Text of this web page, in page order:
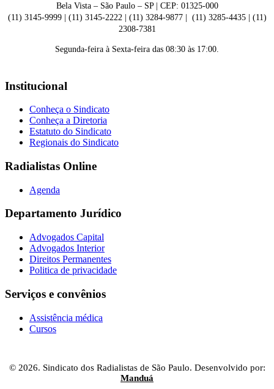
Bela Vista – São Paulo – SP | CEP: 01325-000
(11) 3145-9999 | (11) 3145-2222 | (11) 3284-9877 | (11) 3285-4435 | (11)
2308-7381
Segunda-feira à Sexta-feira das 08:30 às 17:00.
Institucional
Conheça o Sindicato
Conheça a Diretoria
Estatuto do Sindicato
Regionais do Sindicato
Radialistas Online
Agenda
Departamento Jurídico
Advogados Capital
Advogados Interior
Direitos Permanentes
Politica de privacidade
Serviços e convênios
Assistência médica
Cursos
© 2026. Sindicato dos Radialistas de São Paulo. Desenvolvido por:
Manduá